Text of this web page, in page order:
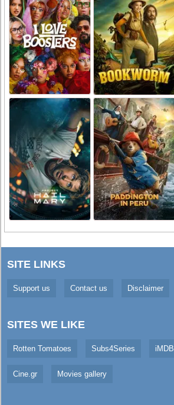
SITE LINKS
Support us Contact us Disclaimer
SITES WE LIKE
Rotten Tomatoes Subs4Series iMDB
Cine.gr Movies gallery